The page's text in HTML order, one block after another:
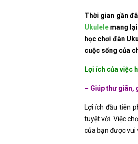
Thời gian gần
Ukulele mang
học chơi đàn
cuộc sống của
Lợi ích của việc
– Giúp thư giãn,
Lợi ích đầu tiên
tuyệt vời. Việc
của bạn được vui